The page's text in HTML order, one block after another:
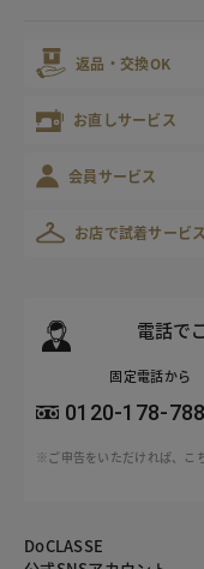
返品・交換OK
お直しサービス
会員サービス
お店で試着サービス
電話で
固定電話から
0120-178-788
※ご申告をいただければ、こ
DoCLASSE